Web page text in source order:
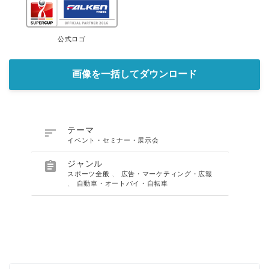
公式ロゴ
画像を一括してダウンロード
 テーマ
イベント・セミナー・展示会
 ジャンル
スポーツ全般
広告・マーケティング・広報
自動車・オートバイ・自転車